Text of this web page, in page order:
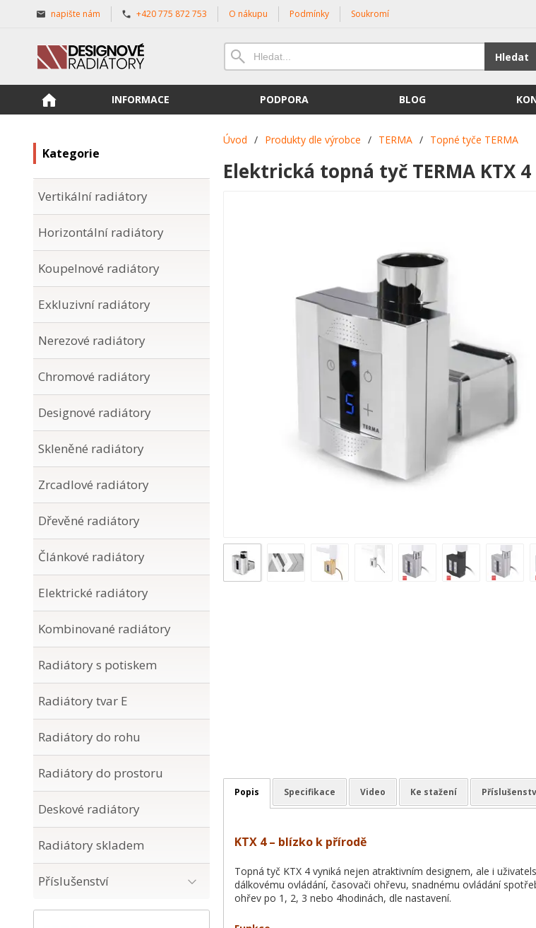
napište nám +420 775 872 753 O nákupu Podmínky Soukromí
Hledat
INFORMACE PODPORA BLOG
Kategorie
Vertikální radiátory
Horizontální radiátory
Koupelnové radiátory
Exkluzivní radiátory
Nerezové radiátory
Chromové radiátory
Designové radiátory
Skleněné radiátory
Zrcadlové radiátory
Dřevěné radiátory
Článkové radiátory
Elektrické radiátory
Kombinované radiátory
Radiátory s potiskem
Radiátory tvar E
Radiátory do rohu
Radiátory do prostoru
Deskové radiátory
Radiátory skladem
Příslušenství
Úvod / Produkty dle výrobce / TERMA / Topné tyče TERMA
Elektrická topná tyč TERMA KTX 4
Popis Specifikace Video Ke stažení
KTX 4 – blízko k přírodě
Topná tyč KTX 4 vyniká nejen atraktivním designem, ale i
dálkovému ovládání, časovači ohřevu, snadnému ovládání
ohřev po 1, 2, 3 nebo 4hodinách, dle nastavení.